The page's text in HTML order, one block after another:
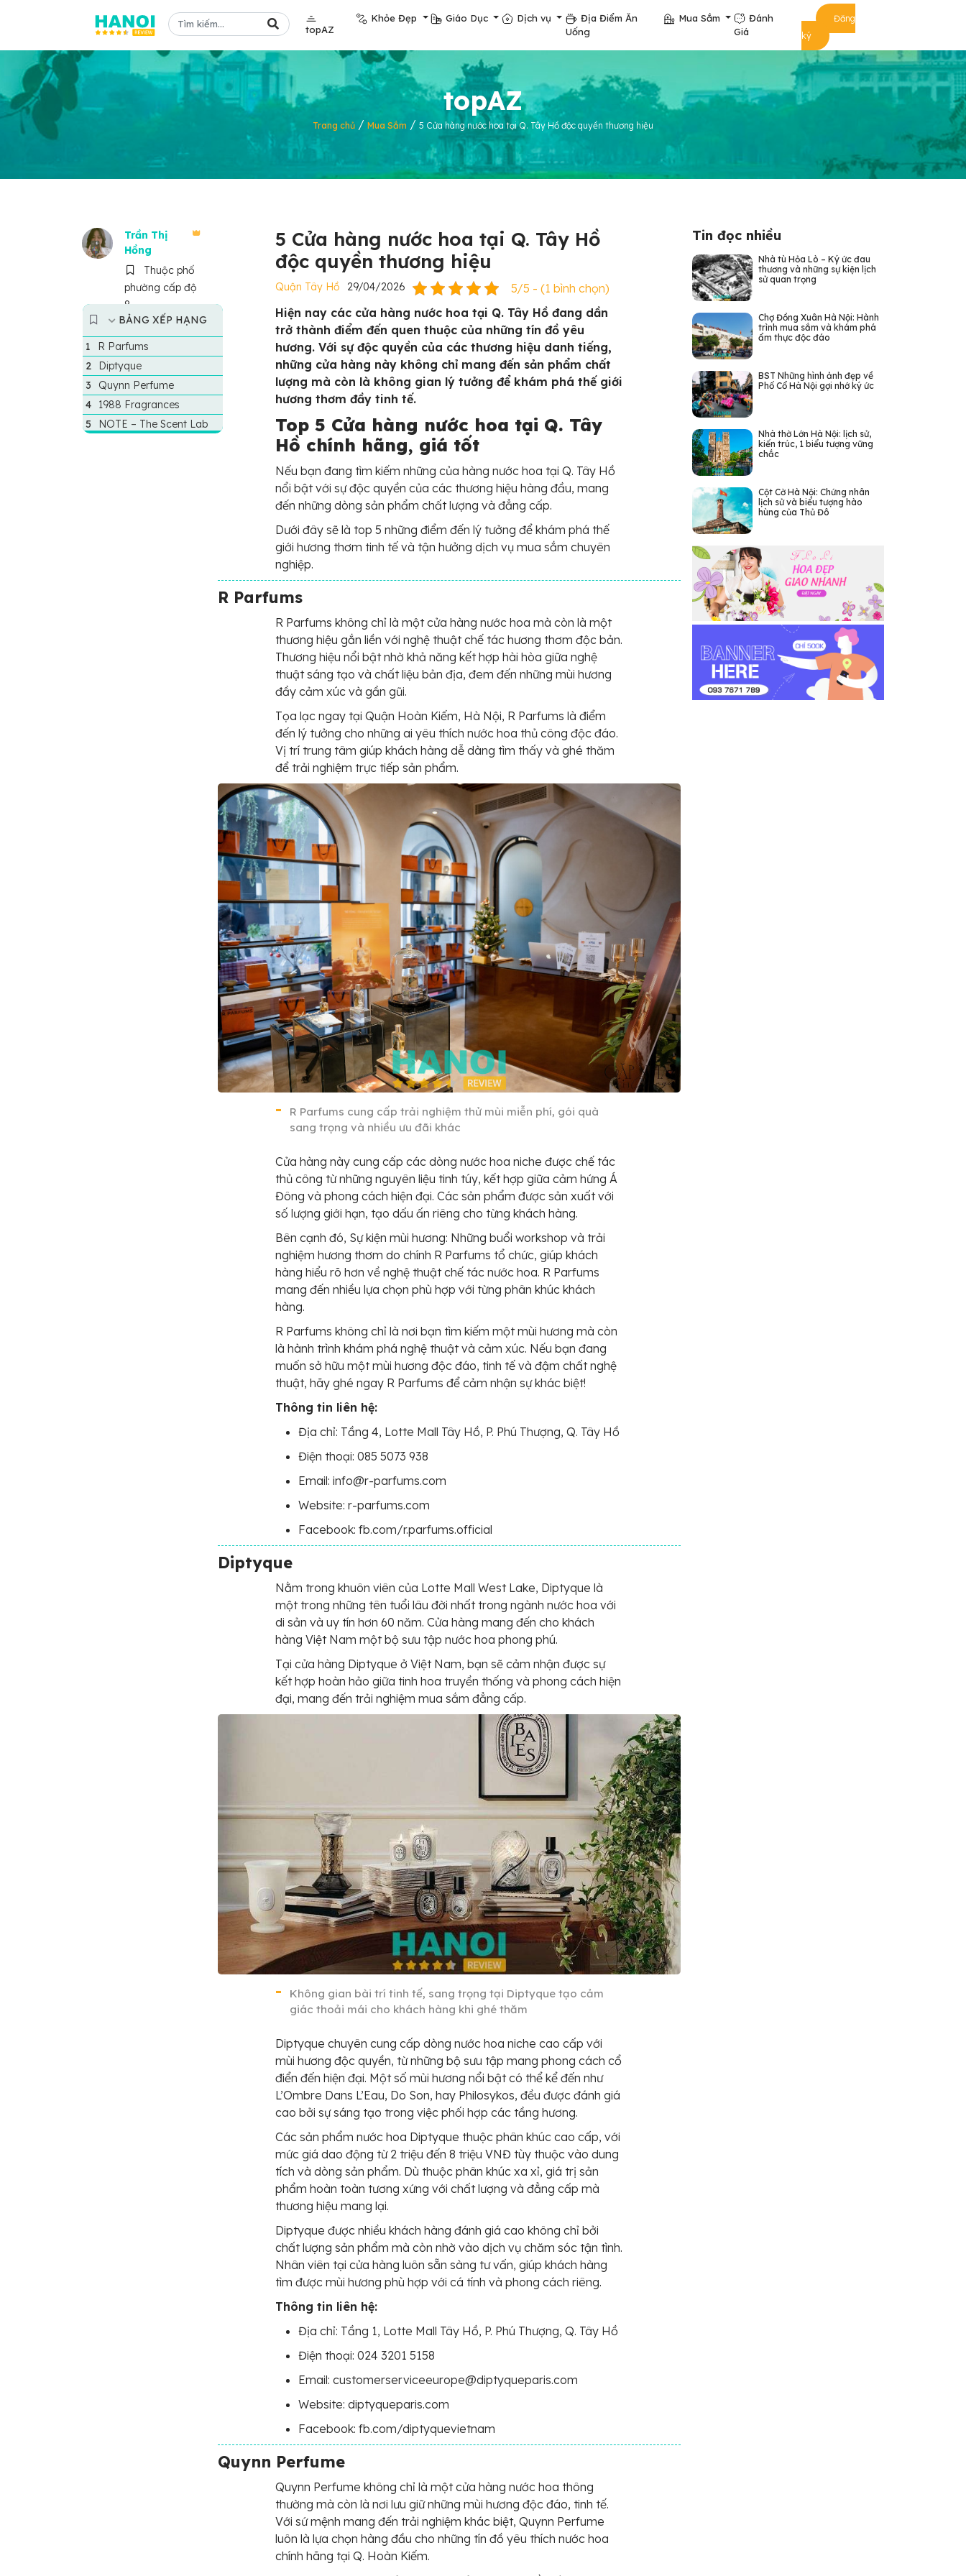
topAZ
Khỏe Đẹp Giáo Dục Dịch vụ
Địa Điểm Ăn
Uống
Mua Sắm
Đánh
Giá
Đăng
ký
topAZ
Trang chủ / Mua Sắm / 5 Cửa hàng nước hoa tại Q. Tây Hồ độc quyền thương hiệu
Trần Thị
Hồng
Thuộc phố
phường cấp độ
8
5 Cửa hàng nước hoa tại Q. Tây Hồ
độc quyền thương hiệu
Quận Tây Hồ 29/04/2026 5/5 - (1 bình chọn)
BẢNG XẾP HẠNG
R Parfums
Diptyque
Quynn Perfume
1988 Fragrances
NOTE – The Scent Lab
Hiện nay các cửa hàng nước hoa tại Q. Tây Hồ đang dần
trở thành điểm đến quen thuộc của những tín đồ yêu
hương. Với sự độc quyền của các thương hiệu danh tiếng,
những cửa hàng này không chỉ mang đến sản phẩm chất
lượng mà còn là không gian lý tưởng để khám phá thế giới
hương thơm đầy tinh tế.
Top 5 Cửa hàng nước hoa tại Q. Tây
Hồ chính hãng, giá tốt
Nếu bạn đang tìm kiếm những của hàng nước hoa tại Q. Tây Hồ
nổi bật với sự độc quyền của các thương hiệu hàng đầu, mang
đến những dòng sản phẩm chất lượng và đẳng cấp.
Dưới đây sẽ là top 5 những điểm đến lý tưởng để khám phá thế
giới hương thơm tinh tế và tận hưởng dịch vụ mua sắm chuyên
nghiệp.
R Parfums
R Parfums không chỉ là một cửa hàng nước hoa mà còn là một
thương hiệu gắn liền với nghệ thuật chế tác hương thơm độc bản.
Thương hiệu nổi bật nhờ khả năng kết hợp hài hòa giữa nghệ
thuật sáng tạo và chất liệu bản địa, đem đến những mùi hương
đầy cảm xúc và gần gũi.
Tọa lạc ngay tại Quận Hoàn Kiếm, Hà Nội, R Parfums là điểm
đến lý tưởng cho những ai yêu thích nước hoa thủ công độc đáo.
Vị trí trung tâm giúp khách hàng dễ dàng tìm thấy và ghé thăm
để trải nghiệm trực tiếp sản phẩm.
R Parfums cung cấp trải nghiệm thử mùi miễn phí, gói quà
sang trọng và nhiều ưu đãi khác
Cửa hàng này cung cấp các dòng nước hoa niche được chế tác
thủ công từ những nguyên liệu tinh túy, kết hợp giữa cảm hứng Á
Đông và phong cách hiện đại. Các sản phẩm được sản xuất với
số lượng giới hạn, tạo dấu ấn riêng cho từng khách hàng.
Bên cạnh đó, Sự kiện mùi hương: Những buổi workshop và trải
nghiệm hương thơm do chính R Parfums tổ chức, giúp khách
hàng hiểu rõ hơn về nghệ thuật chế tác nước hoa. R Parfums
mang đến nhiều lựa chọn phù hợp với từng phân khúc khách
hàng.
R Parfums không chỉ là nơi bạn tìm kiếm một mùi hương mà còn
là hành trình khám phá nghệ thuật và cảm xúc. Nếu bạn đang
muốn sở hữu một mùi hương độc đáo, tinh tế và đậm chất nghệ
thuật, hãy ghé ngay R Parfums để cảm nhận sự khác biệt!
Thông tin liên hệ:
Địa chỉ: Tầng 4, Lotte Mall Tây Hồ, P. Phú Thượng, Q. Tây Hồ
Điện thoại: 085 5073 938
Email: info@r-parfums.com
Website: r-parfums.com
Facebook: fb.com/r.parfums.official
Diptyque
Nằm trong khuôn viên của Lotte Mall West Lake, Diptyque là
một trong những tên tuổi lâu đời nhất trong ngành nước hoa với
di sản và uy tín hơn 60 năm. Cửa hàng mang đến cho khách
hàng Việt Nam một bộ sưu tập nước hoa phong phú.
Tại cửa hàng Diptyque ở Việt Nam, bạn sẽ cảm nhận được sự
kết hợp hoàn hảo giữa tinh hoa truyền thống và phong cách hiện
đại, mang đến trải nghiệm mua sắm đẳng cấp.
Không gian bài trí tinh tế, sang trọng tại Diptyque tạo cảm
giác thoải mái cho khách hàng khi ghé thăm
Diptyque chuyên cung cấp dòng nước hoa niche cao cấp với
mùi hương độc quyền, từ những bộ sưu tập mang phong cách cổ
điển đến hiện đại. Một số mùi hương nổi bật có thể kể đến như
L’Ombre Dans L’Eau, Do Son, hay Philosykos, đều được đánh giá
cao bởi sự sáng tạo trong việc phối hợp các tầng hương.
Các sản phẩm nước hoa Diptyque thuộc phân khúc cao cấp, với
mức giá dao động từ 2 triệu đến 8 triệu VNĐ tùy thuộc vào dung
tích và dòng sản phẩm. Dù thuộc phân khúc xa xỉ, giá trị sản
phẩm hoàn toàn tương xứng với chất lượng và đẳng cấp mà
thương hiệu mang lại.
Diptyque được nhiều khách hàng đánh giá cao không chỉ bởi
chất lượng sản phẩm mà còn nhờ vào dịch vụ chăm sóc tận tình.
Nhân viên tại cửa hàng luôn sẵn sàng tư vấn, giúp khách hàng
tìm được mùi hương phù hợp với cá tính và phong cách riêng.
Thông tin liên hệ:
Địa chỉ: Tầng 1, Lotte Mall Tây Hồ, P. Phú Thượng, Q. Tây Hồ
Điện thoại: 024 3201 5158
Email: customerserviceeurope@diptyqueparis.com
Website: diptyqueparis.com
Facebook: fb.com/diptyquevietnam
Quynn Perfume
Quynn Perfume không chỉ là một cửa hàng nước hoa thông
thường mà còn là nơi lưu giữ những mùi hương độc đáo, tinh tế.
Với sứ mệnh mang đến trải nghiệm khác biệt, Quynn Perfume
luôn là lựa chọn hàng đầu cho những tín đồ yêu thích nước hoa
chính hãng tại Q. Hoàn Kiếm.
Tin đọc nhiều
Nhà tù Hỏa Lò – Ký ức đau
thương và những sự kiện lịch
sử quan trọng
Chợ Đồng Xuân Hà Nội: Hành
trình mua sắm và khám phá
ẩm thực độc đáo
BST Những hình ảnh đẹp về
Phố Cổ Hà Nội gợi nhớ ký ức
Nhà thờ Lớn Hà Nội: lịch sử,
kiến trúc, 1 biểu tượng vững
chắc
Cột Cờ Hà Nội: Chứng nhân
lịch sử và biểu tượng hào
hùng của Thủ Đô